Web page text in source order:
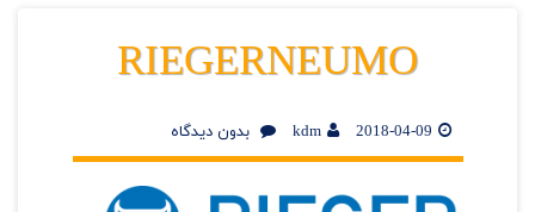
RIEGERNEUMO
2018-04-09
kdm بدون دیدگاه